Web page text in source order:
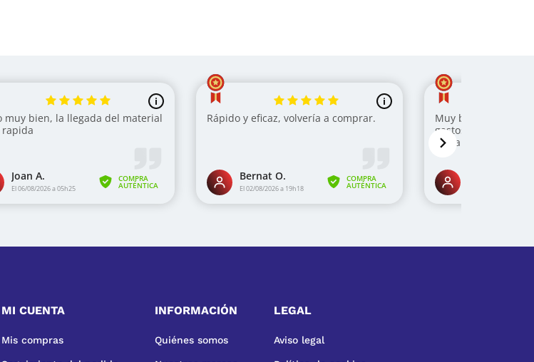
MI CUENTA
Mis compras
INFORMACIÓN
Quiénes somos
LEGAL
Aviso legal